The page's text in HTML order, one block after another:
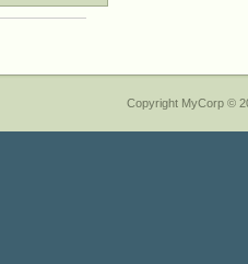
Copyright MyCorp ©